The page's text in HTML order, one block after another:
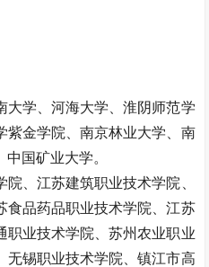
大学、河海大学、淮阴师范学
紫金学院、南京林业大学、南
国矿业大学。
、江苏建筑职业技术学院、
食品药品职业技术学院、江苏
职业技术学院、苏州农业职业
无锡职业技术学院、镇江市高